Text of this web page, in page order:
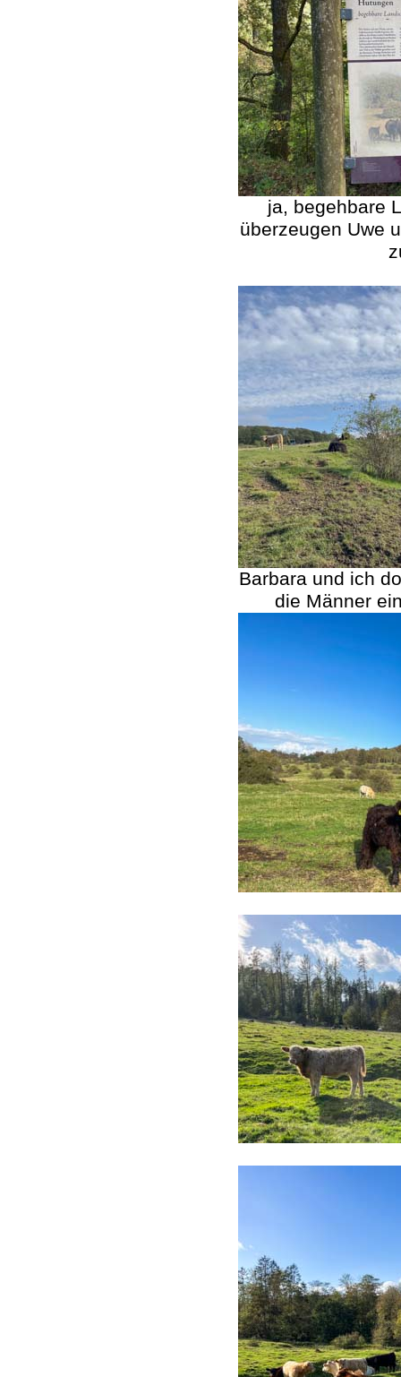
ja, begehbare
überzeugen Uwe
Barbara und ich
die Männer